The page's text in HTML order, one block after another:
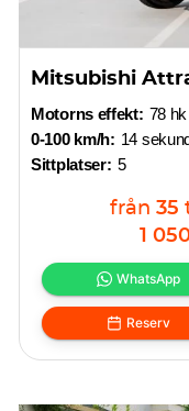
Mitsubishi
Motorns effekt: 78 hk
0-100 km/h: 14
Sittplatser: 5
från 35
1
WhatsApp
Reserv